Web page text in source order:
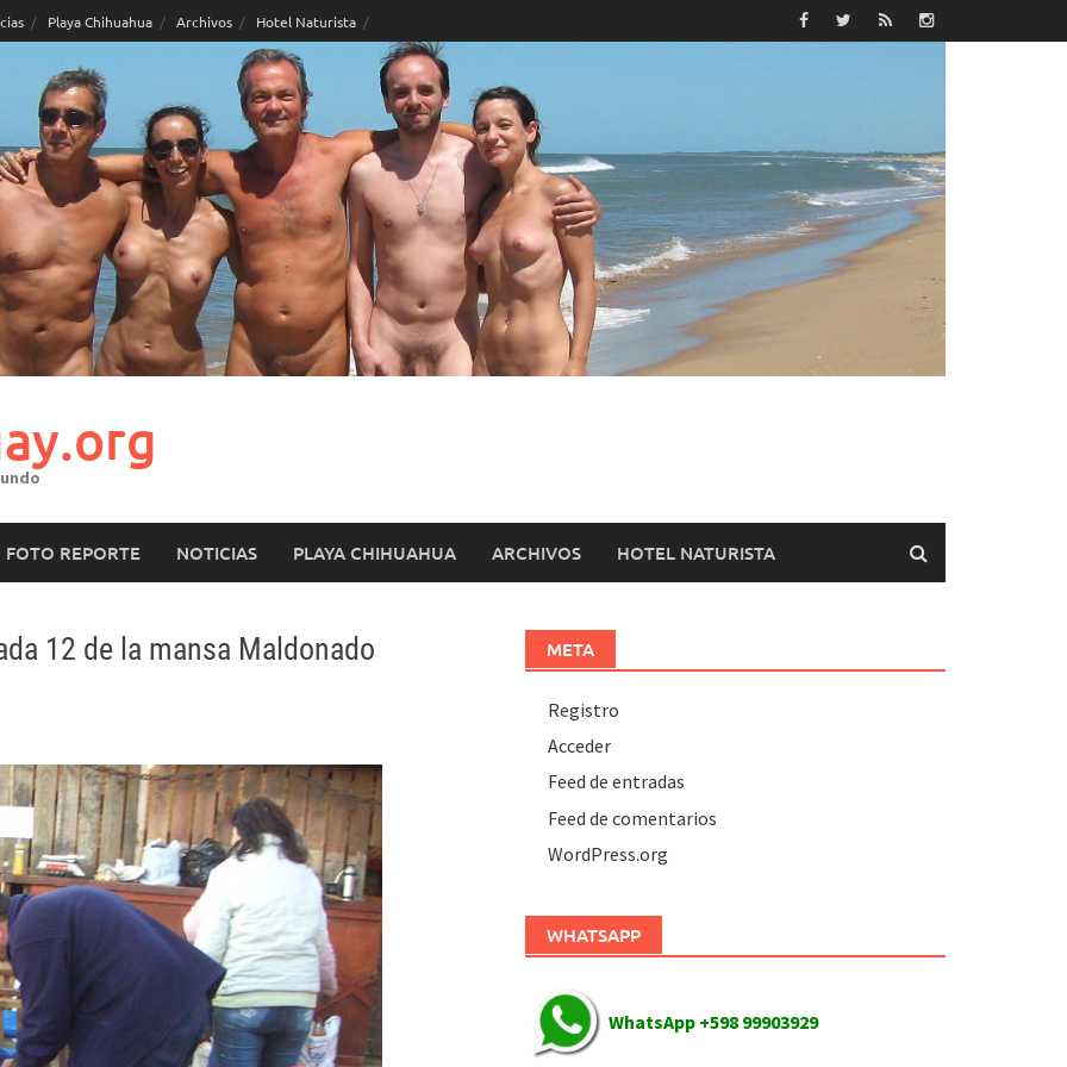
Playa Chihuahua Archivos Hotel Naturista
FOTO REPORTE NOTICIAS PLAYA CHIHUAHUA ARCHIVOS HOTEL NATURISTA
12 de la mansa Maldonado META
Registro
Acceder
Feed de entradas
Feed de comentarios
WordPress.org
WHATSAPP
WhatsApp +598 99903929